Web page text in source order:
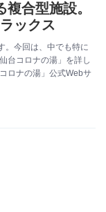
合型施設。
ックス
。今回は、中でも特に
台コロナの湯」を詳し
ロナの湯」公式Webサ